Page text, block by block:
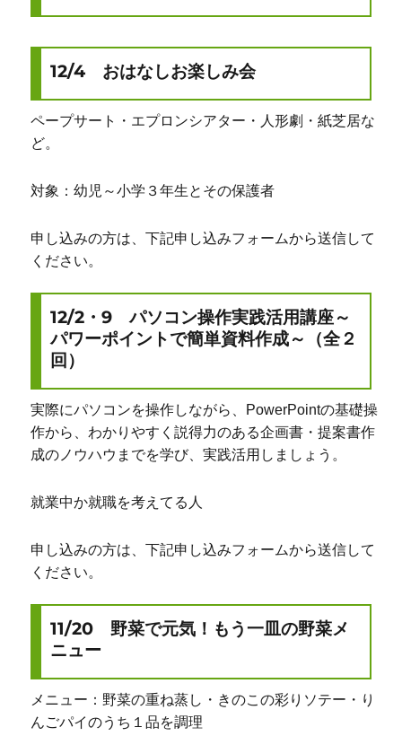
12/4 おはなしお楽しみ会
ペープサート・エプロンシアター・人形劇・紙芝居な
ど。
対象：幼児～小学３年生とその保護者
申し込みの方は、下記申し込みフォームから送信して
ください。
12/2・9 パソコン操作実践活用講座～
パワーポイントで簡単資料作成～（全２
回）
実際にパソコンを操作しながら、PowerPointの基礎操
作から、わかりやすく説得力のある企画書・提案書作
成のノウハウまでを学び、実践活用しましょう。
就業中か就職を考えてる人
申し込みの方は、下記申し込みフォームから送信して
ください。
11/20 野菜で元気！もう一皿の野菜メ
ニュー
メニュー：野菜の重ね蒸し・きのこの彩りソテー・り
んごパイのうち１品を調理